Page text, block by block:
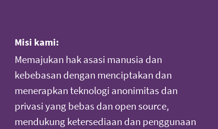
Misi kami:
Memajukan hak asasi manusia dan
kebebasan dengan menciptakan dan
menerapkan teknologi anonimitas dan
privasi yang bebas dan open source,
mendukung ketersediaan dan penggunaan